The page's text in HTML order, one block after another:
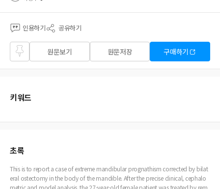
인용하기 공유하기
즐겨
찾기
원문보기 원문저장 구매하기
키워드
초록
This is to report a case of extreme mandibular prognathism corrected by bilat
eral ostectomy in the body of the mandible. After the precise clinical, cephalo